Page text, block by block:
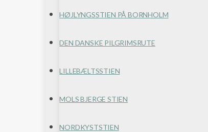
HØJLYNGSSTIEN PÅ BORNHOLM
DEN DANSKE PILGRIMSRUTE
LILLEBÆLTSSTIEN
MOLS BJERGE STIEN
NORDKYSTSTIEN